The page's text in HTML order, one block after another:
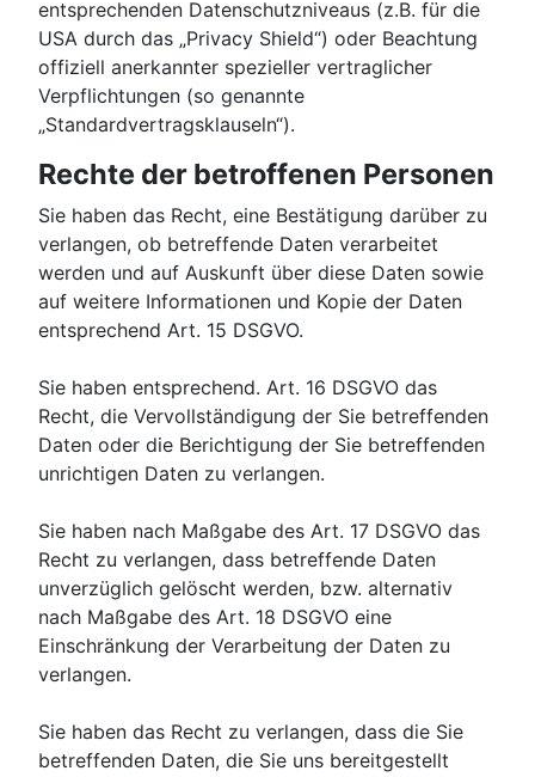
entsprechenden Datenschutzniveaus (z.B. für die
USA durch das „Privacy Shield“) oder Beachtung
offiziell anerkannter spezieller vertraglicher
Verpflichtungen (so genannte
„Standardvertragsklauseln“).
Rechte der betroffenen Personen
Sie haben das Recht, eine Bestätigung darüber zu
verlangen, ob betreffende Daten verarbeitet
werden und auf Auskunft über diese Daten sowie
auf weitere Informationen und Kopie der Daten
entsprechend Art. 15 DSGVO.
Sie haben entsprechend. Art. 16 DSGVO das
Recht, die Vervollständigung der Sie betreffenden
Daten oder die Berichtigung der Sie betreffenden
unrichtigen Daten zu verlangen.
Sie haben nach Maßgabe des Art. 17 DSGVO das
Recht zu verlangen, dass betreffende Daten
unverzüglich gelöscht werden, bzw. alternativ
nach Maßgabe des Art. 18 DSGVO eine
Einschränkung der Verarbeitung der Daten zu
verlangen.
Sie haben das Recht zu verlangen, dass die Sie
betreffenden Daten, die Sie uns bereitgestellt